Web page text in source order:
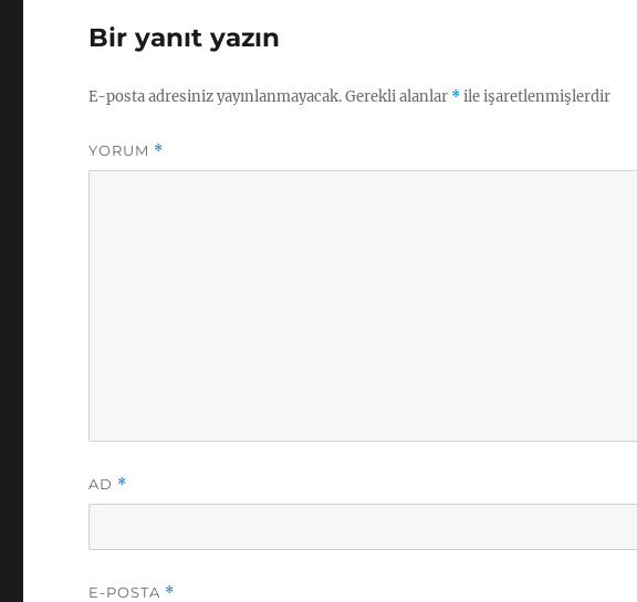
Bir yanıt yazın
E-posta adresiniz yayınlanmayacak.Gerekli alanlar *ile işaretlenmişlerdir
YORUM *
AD *
E-POSTA *